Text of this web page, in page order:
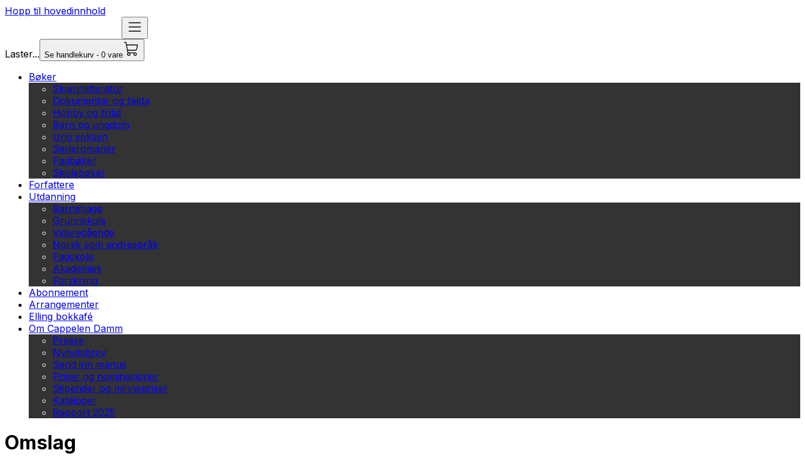
Hopp til hovedinnhold
Laster... Se handlekurv - 0 vare
Bøker
Skjønnlitteratur
Dokumentar og fakta
Hobby og fritid
Barn og ungdom
Ung voksen
Serieromaner
Fagbøker
Skolebøker
Forfattere
Utdanning
Barnehage
Grunnskole
Videregående
Norsk som andrespråk
Fagskole
Akademisk
Forskning
Abonnement
Arrangementer
Elling bokkafé
Om Cappelen Damm
Presse
Nyhetsbrev
Send inn manus
Priser og nominasjoner
Stipender og minnepriser
Kataloger
Rapport 2025
Omslag